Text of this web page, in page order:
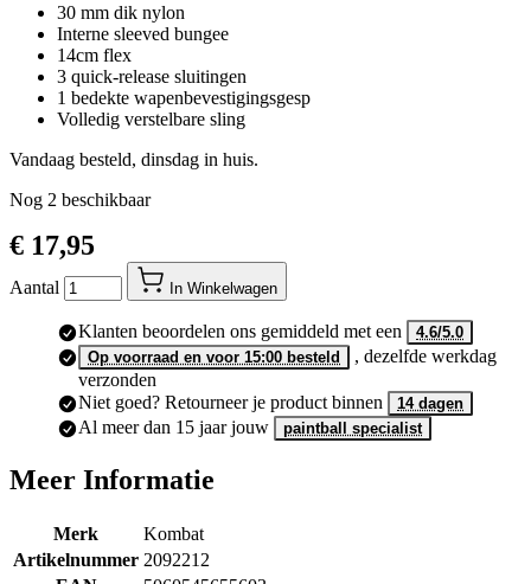
30 mm dik nylon
Interne sleeved bungee
14cm flex
3 quick-release sluitingen
1 bedekte wapenbevestigingsgesp
Volledig verstelbare sling
Vandaag besteld, dinsdag in huis.
Nog 2 beschikbaar
€ 17,95
Aantal In Winkelwagen
Klanten beoordelen ons gemiddeld met een
4.6/5.0
Op voorraad en voor 15:00 besteld
, dezelfde werkdag
verzonden
Niet goed? Retourneer je product binnen
14 dagen
Al meer dan 15 jaar jouw paintball specialist
Meer Informatie
Merk
Kombat
Artikelnummer 2092212